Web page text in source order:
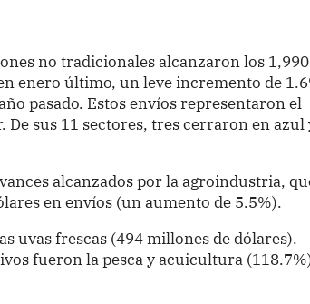
no tradicionales alcanzaron los 1,990
enero último, un leve incremento de
pasado. Estos envíos representaron el
De sus 11 sectores, tres cerraron en azul
alcanzados por la agroindustria,
en envíos (un aumento de 5.5%).
uvas frescas (494 millones de dólares).
fueron la pesca y acuicultura